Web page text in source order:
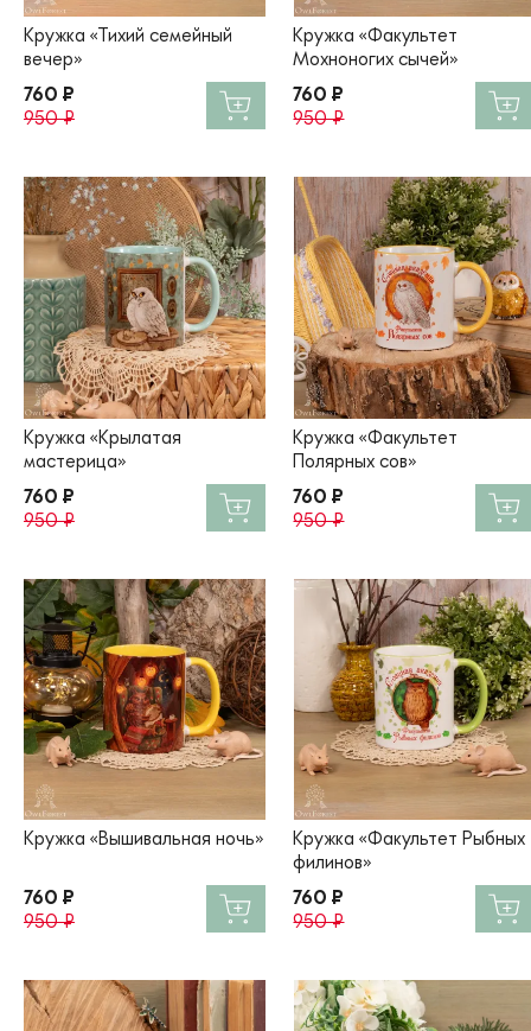
Кружка «Тихий семейный
вечер»
760 ₽
950 ₽
Кружка «Факультет
Мохноногих сычей»
760 ₽
950 ₽
Кружка «Крылатая
мастерица»
760 ₽
950 ₽
Кружка «Факультет
Полярных сов»
760 ₽
950 ₽
Кружка «Вышивальная ночь»
760 ₽
950 ₽
Кружка «Факультет Рыбных
филинов»
760 ₽
950 ₽